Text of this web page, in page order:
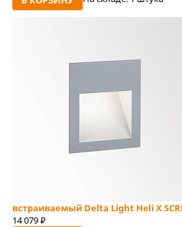
встраиваемый Delta Light Heli X
14 079 руб